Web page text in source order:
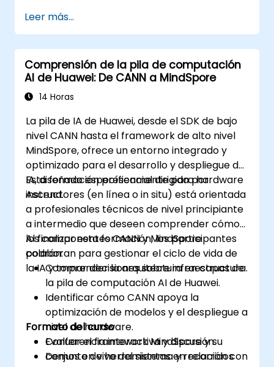
Leer más...
Comprensión de la pila de computación
AI de Huawei: De CANN a MindSpore
14 Horas
La pila de IA de Huawei, desde el SDK de bajo
nivel CANN hasta el framework de alto nivel
MindSpore, ofrece un entorno integrado y
optimizado para el desarrollo y despliegue de
IA, diseñado específicamente para hardware
Ascend.
Esta formación presencial dirigida por
instructores (en línea o in situ) está orientada
a profesionales técnicos de nivel principiante
a intermedio que deseen comprender cómo
los componentes CANN y MindSpore
colaboran para gestionar el ciclo de vida de
la IA y tomar decisiones sobre infraestructura.
Al finalizar esta formación, los participantes
podrán:
Comprender la arquitectura en capas de
la pila de computación AI de Huawei.
Identificar cómo CANN apoya la
optimización de modelos y el despliegue a
nivel de hardware.
Evaluar el framework MindSpore y su
conjunto de herramientas en relación con
Formato del curso
Conferencia interactiva y discusión.
Demos en vivo del sistema y recorridos